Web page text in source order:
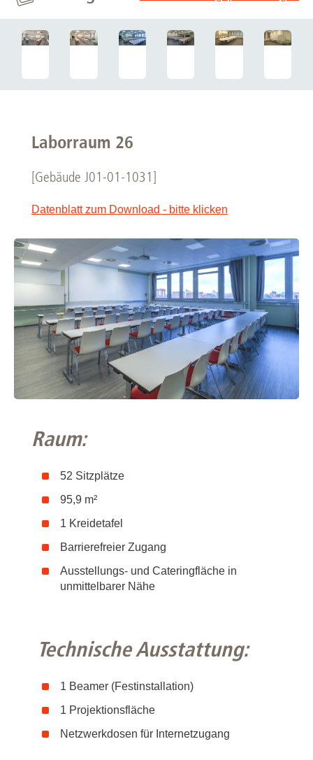
Laborraum 26
[Gebäude J01-01-1031]
Datenblatt zum Download - bitte klicken
Raum:
52 Sitzplätze
95,9 m²
1 Kreidetafel
Barrierefreier Zugang
Ausstellungs- und Cateringfläche in
unmittelbarer Nähe
Technische Ausstattung:
1 Beamer (Festinstallation)
1 Projektionsfläche
Netzwerkdosen für Internetzugang